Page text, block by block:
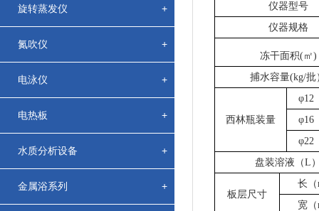
旋转蒸发仪 +
氮吹仪 +
电泳仪 +
电热板 +
水质分析设备 +
金属浴系列 +
仪器型号
仪器规格
冻干面积(㎡)
捕水容量(kg/批
西林瓶装量
φ12
φ16
φ22
盘装溶液 （L
板层尺寸
长
宽